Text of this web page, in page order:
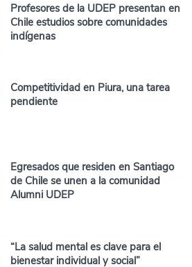
Profesores de la UDEP presentan en
Chile estudios sobre comunidades
indígenas
Competitividad en Piura, una tarea
pendiente
Egresados que residen en Santiago
de Chile se unen a la comunidad
Alumni UDEP
“La salud mental es clave para el
bienestar individual y social”